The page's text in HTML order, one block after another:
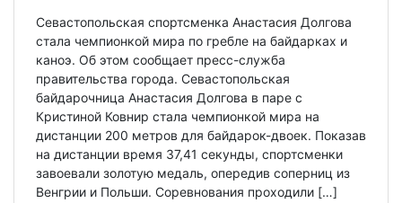
Севастопольская спортсменка Анастасия Долгова
стала чемпионкой мира по гребле на байдарках и
каноэ. Об этом сообщает пресс-служба
правительства города. Севастопольская
байдарочница Анастасия Долгова в паре с
Кристиной Ковнир стала чемпионкой мира на
дистанции 200 метров для байдарок-двоек. Показав
на дистанции время 37,41 секунды, спортсменки
завоевали золотую медаль, опередив соперниц из
Венгрии и Польши. Соревнования проходили […]